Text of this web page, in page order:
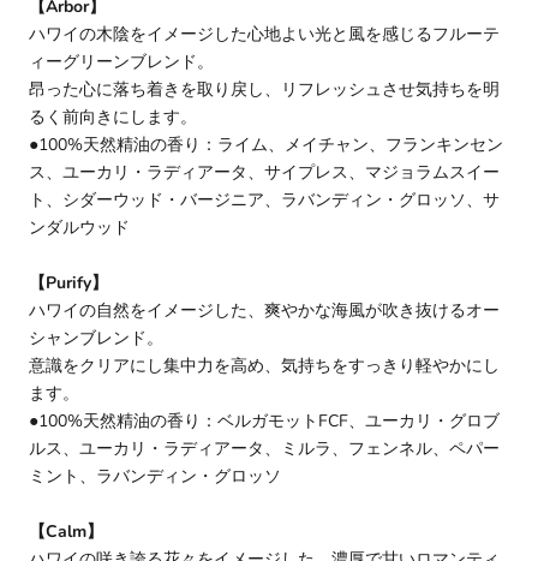
【Arbor】
ハワイの木陰をイメージした心地よい光と風を感じるフルーテ
ィーグリーンブレンド。
昂った心に落ち着きを取り戻し、リフレッシュさせ気持ちを明
るく前向きにします。
●100%天然精油の香り：ライム、メイチャン、フランキンセン
ス、ユーカリ・ラディアータ、サイプレス、マジョラムスイー
ト、シダーウッド・バージニア、ラバンディン・グロッソ、サ
ンダルウッド
【Purify】
ハワイの自然をイメージした、爽やかな海風が吹き抜けるオー
シャンブレンド。
意識をクリアにし集中力を高め、気持ちをすっきり軽やかにし
ます。
●100%天然精油の香り：ベルガモットFCF、ユーカリ・グロブ
ルス、ユーカリ・ラディアータ、ミルラ、フェンネル、ペパー
ミント、ラバンディン・グロッソ
【Calm】